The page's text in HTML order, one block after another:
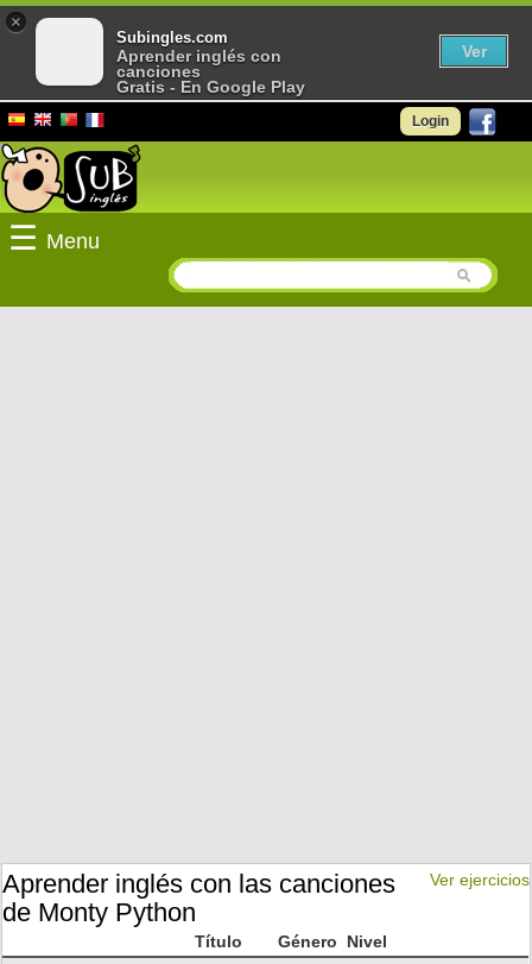
Login
☰ Menu
Ver ejercicios
Aprender inglés con las canciones
de Monty Python
Título Género
Nivel
×
Subingles.com
Aprender inglés con
canciones
Gratis - En Google Play
Ver